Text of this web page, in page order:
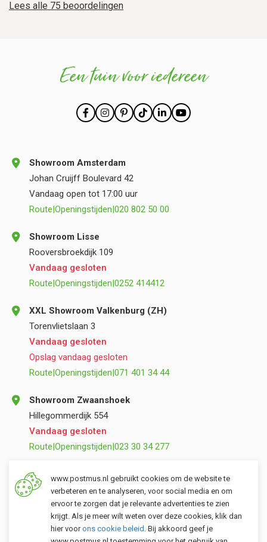
Lees alle 75 beoordelingen
Een tuin voor iedereen
Showroom Amsterdam
Johan Cruijff Boulevard 42
Vandaag open tot 17:00 uur
Route|Openingstijden|020 802 50 00
Showroom Lisse
Rooversbroekdijk 109
Vandaag gesloten
Route|Openingstijden|0252 414412
XXL Showroom Valkenburg (ZH)
Torenvlietslaan 3
Vandaag gesloten
Opslag vandaag gesloten
Route|Openingstijden|071 401 34 44
Showroom Zwaanshoek
Hillegommerdijk 554
Vandaag gesloten
Route|Openingstijden|023 30 34 277
Opslag Valkenburg (ZH)
Torenvlietslaan 3
Vandaag gesloten
Route|Openingstijden |071 401 34 44
www.postmus.nl gebruikt cookies om de website te
verbeteren en te analyseren, voor social media en om
ervoor te zorgen dat je relevante advertenties te zien
krijgt. Als je meer wilt weten over deze cookies, klik dan
hier voorons cookie beleid . Bij akkoord geef je